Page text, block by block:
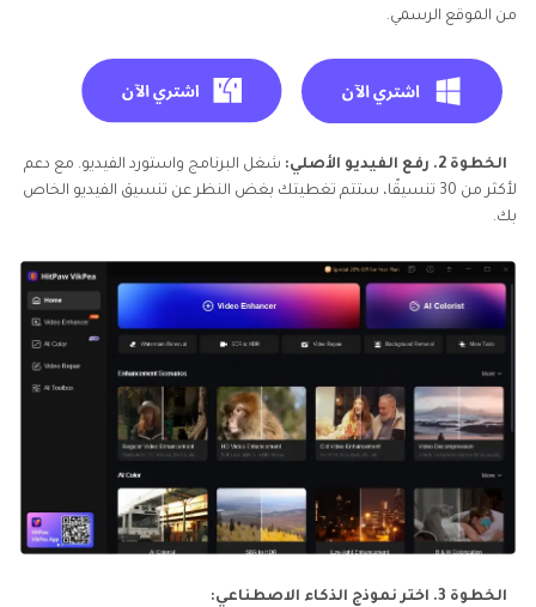
من الموقع الرسمي.
الخطوة 2. رفع الفيديو الأصلي:
شغل البرنامج واستورد الفيديو. مع دعم
لأكثر من 30 تنسيقًا، ستتم تغطيتك بغض النظر عن تنسيق الفيديو الخاص
بك.
الخطوة 3. اختر نموذج الذكاء الاصطناعي: